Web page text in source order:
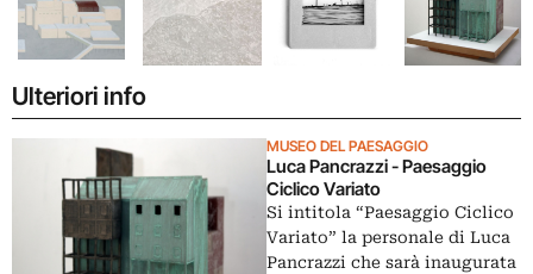
Ulteriori info
MUSEO DEL PAESAGGIO
Luca Pancrazzi - Paesaggio
Ciclico Variato
Si intitola “Paesaggio Ciclico
Variato” la personale di Luca
Pancrazzi che sarà inaugurata